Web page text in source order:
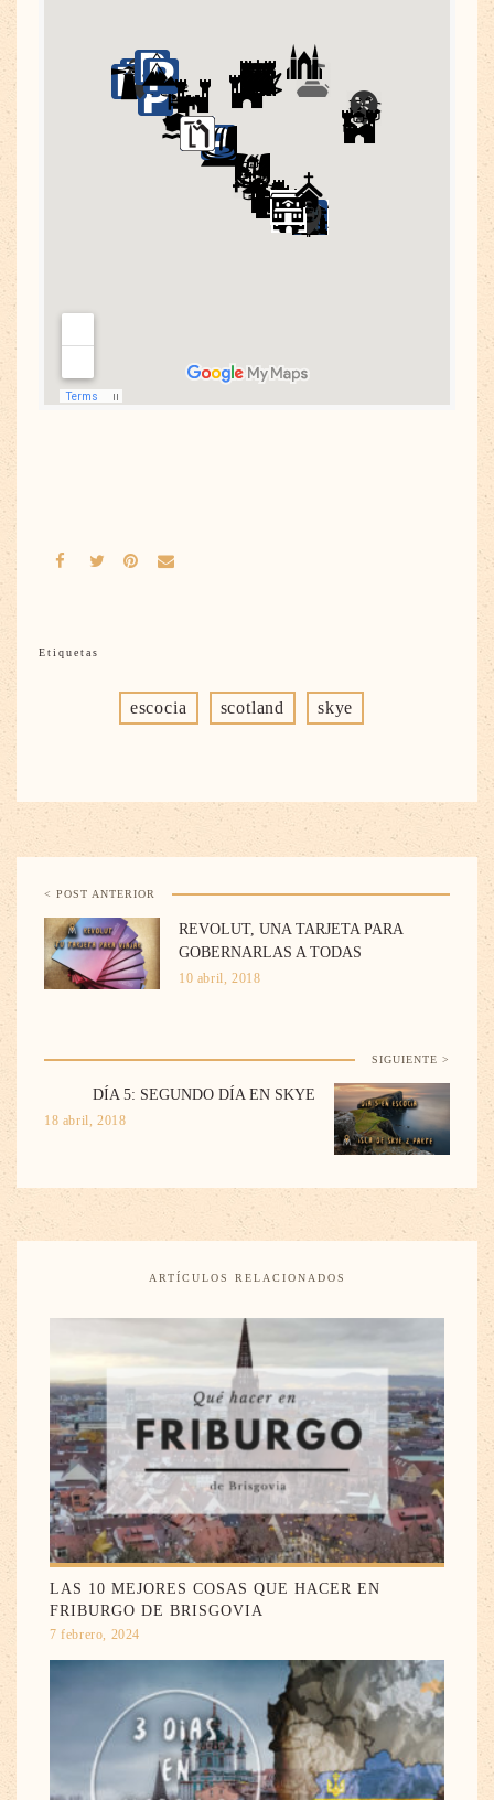
Etiquetas
escocia scotland skye
< POST ANTERIOR
REVOLUT, UNA TARJETA PARA
GOBERNARLAS A TODAS
10 abril, 2018
SIGUIENTE >
DÍA 5: SEGUNDO DÍA EN SKYE
18 abril, 2018
ARTÍCULOS RELACIONADOS
LAS 10 MEJORES COSAS QUE HACER EN
FRIBURGO DE BRISGOVIA
7 febrero, 2024